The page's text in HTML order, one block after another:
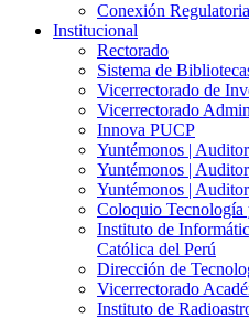
Conexión Regulatoria
Institucional
Rectorado
Sistema de
Vicerrectorado de
Vicerrectorado
Innova PUCP
Yuntémonos |
Yuntémonos |
Yuntémonos |
Coloquio Tecnología
Instituto de
Católica del Perú
Dirección de
Vicerrectorado
Instituto de